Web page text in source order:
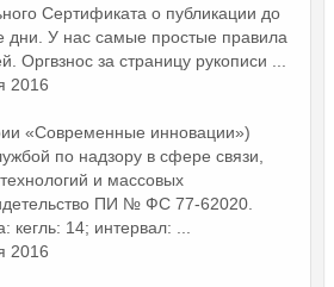
Сертификата о публикации до
дни. У нас самые простые правила
Оргвзнос за страницу рукописи ...
2016
«Современные инновации»)
по надзору в сфере связи,
и массовых
ПИ № ФС 77-62020.
кегль: 14; интервал: ...
2016